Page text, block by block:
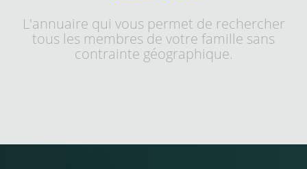
L'annuaire qui vous permet de rechercher
tous les membres de votre famille sans
contrainte géographique.